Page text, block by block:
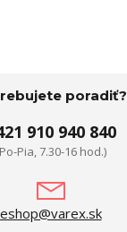
poradiť?
910 940 840
Pia, 7.30-16 hod.)
eshop@varex.sk